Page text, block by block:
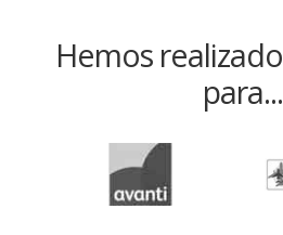
Hemos realizado
para...